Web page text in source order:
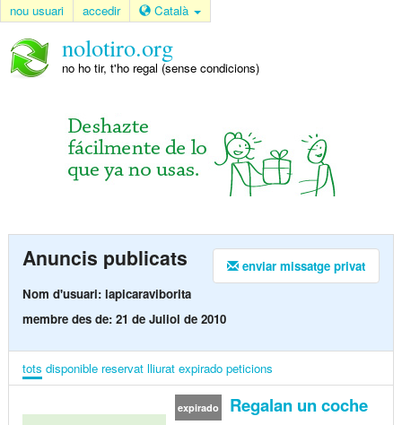
nou usuari accedir Català
nolotiro.org
no ho tir, t'ho regal (sense condicions)
enviar missatge privat
Anuncis publicats
Nom d'usuari: lapicaraviborita
membre des de: 21 de Juliol de 2010
tots disponible reservat lliurat expirado peticions
expirado Regalan un coche